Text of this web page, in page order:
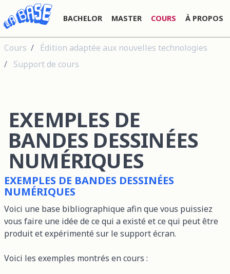
BACHELOR MASTER COURS À PROPOS
Cours
Édition adaptée aux nouvelles technologies
Support de cours
EXEMPLES DE
BANDES DESSINÉES
NUMÉRIQUES
EXEMPLES DE BANDES DESSINÉES
NUMÉRIQUES
Voici une base bibliographique afin que vous puissiez
vous faire une idée de ce qui a existé et ce qui peut être
produit et expérimenté sur le support écran.
Voici les exemples montrés en cours :